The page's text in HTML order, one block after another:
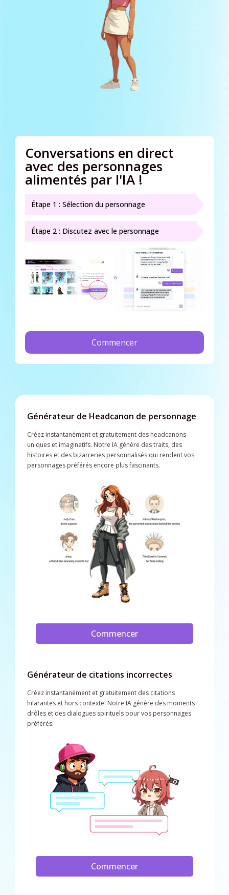
Conversations en direct
avec des personnages
alimentés par l'IA !
Étape 1 : Sélection du personnage
Étape 2 : Discutez avec le personnage
Commencer
Générateur de Headcanon de personnage
Créez instantanément et gratuitement des headcanons
uniques et imaginatifs. Notre IA génère des traits, des
histoires et des bizarreries personnalisés qui rendent vos
personnages préférés encore plus fascinants.
Commencer
Commencer
Générateur de citations incorrectes
Créez instantanément et gratuitement des citations
hilarantes et hors contexte. Notre IA génère des moments
drôles et des dialogues spirituels pour vos personnages
préférés.